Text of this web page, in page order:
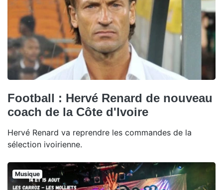
Football : Hervé Renard de nouveau
coach de la Côte d'Ivoire
Hervé Renard va reprendre les commandes de la
sélection ivoirienne.
Musique